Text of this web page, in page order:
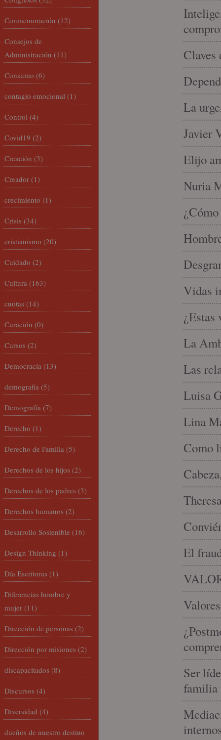
Claves
La
Javier
Elijo
Nuria
Vidas
¿Estas
La
Las
Luisa
Lina
Como
El
Ser
familia
Conmemoración (12)
Consejos de
Administración (11)
Consumo (6)
contagio emocional (1)
Control (4)
Covid19 (2)
Creación (3)
Creador (1)
crecimiento (1)
Crisis (34)
cristianismo (20)
Cuidado (2)
Cultura (163)
cuotas (14)
Curación (0)
Cursos (2)
Democracia (13)
demografia (5)
Demografía (7)
Derecho (1)
Derecho de Familia (5)
Derechos de los hijos (2)
Derechos de los padres (3)
Derechos humanos (2)
Desarrollo Sostenible (16)
Design Thinking (1)
Día Escritoras (1)
Diferencias hombre y
mujer (11)
Dirección de personas (2)
Dirección por misiones (2)
discapacitados (8)
Discursos (4)
Diversidad (4)
dueños de nuestro destino